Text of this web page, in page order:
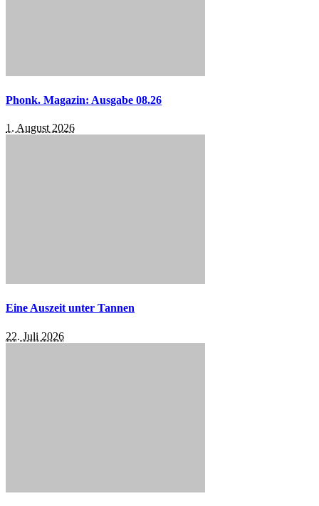
Phonk. Magazin: Ausgabe 08.26
1. August 2026
Eine Auszeit unter Tannen
22. Juli 2026